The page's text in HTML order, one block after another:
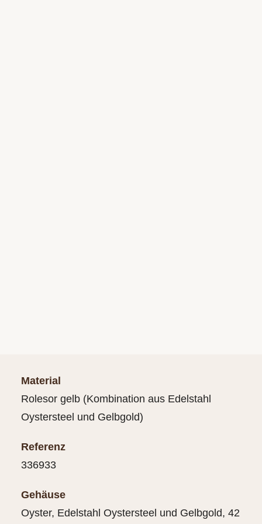
Material
Rolesor gelb (Kombination aus Edelstahl
Oystersteel und Gelbgold)
Referenz
336933
Gehäuse
Oyster, Edelstahl Oystersteel und Gelbgold, 42